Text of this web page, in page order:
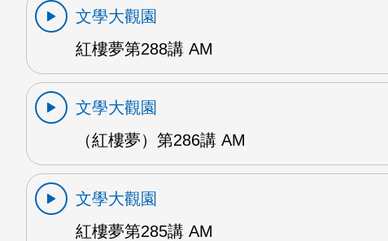
文學大觀園
紅樓夢第288講 AM
文學大觀園
（紅樓夢）第286講 AM
文學大觀園
紅樓夢第285講 AM